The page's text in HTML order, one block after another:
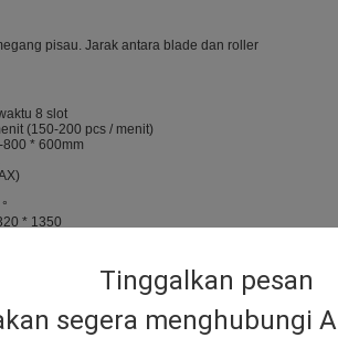
Tinggalkan pesan
segera menghubungi
pisau. Jarak antara blade dan roller
8 slot
(150-200 pcs / menit)
* 600mm
* 1350
garansi satu tahun. Insinyur dapat
negeri setelah penjualan selama satu tahun